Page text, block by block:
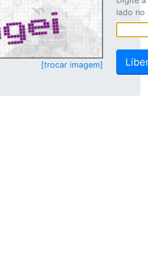
[trocar imagem]
lado no